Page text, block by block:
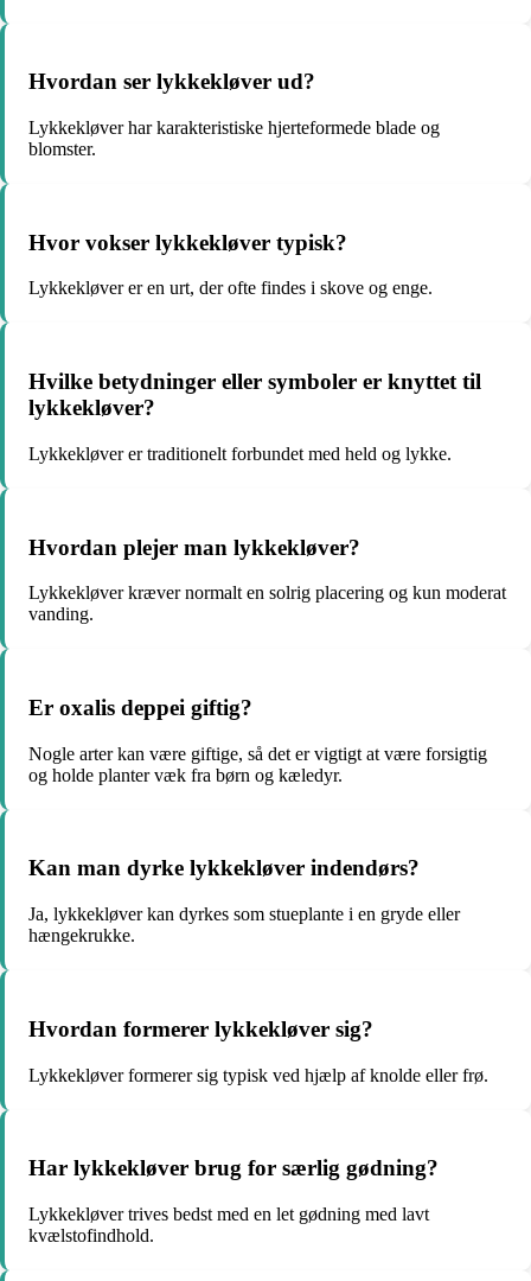
Hvordan ser lykkekløver ud?
Lykkekløver har karakteristiske hjerteformede blade og
blomster.
Hvor vokser lykkekløver typisk?
Lykkekløver er en urt, der ofte findes i skove og enge.
Hvilke betydninger eller symboler er knyttet til
lykkekløver?
Lykkekløver er traditionelt forbundet med held og lykke.
Hvordan plejer man lykkekløver?
Lykkekløver kræver normalt en solrig placering og kun moderat
vanding.
Er oxalis deppei giftig?
Nogle arter kan være giftige, så det er vigtigt at være forsigtig
og holde planter væk fra børn og kæledyr.
Kan man dyrke lykkekløver indendørs?
Ja, lykkekløver kan dyrkes som stueplante i en gryde eller
hængekrukke.
Hvordan formerer lykkekløver sig?
Lykkekløver formerer sig typisk ved hjælp af knolde eller frø.
Har lykkekløver brug for særlig gødning?
Lykkekløver trives bedst med en let gødning med lavt
kvælstofindhold.